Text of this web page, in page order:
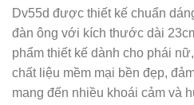
Dv55d được thiết kế chuẩn
đàn ông với kích thước dài
phẩm thiết kế dành cho phái
chất liệu mềm mại bền đẹp,
mang đến nhiều khoái cảm và